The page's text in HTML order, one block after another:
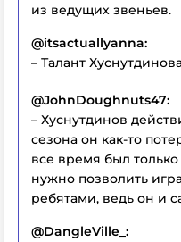
из ведущих звеньев.
@itsactuallyanna:
– Талант
@JohnDoughnuts47:
– Хуснутдинов
сезона он как-то
все время был
нужно позволить
ребятами, ведь он и
@DangleVille_: